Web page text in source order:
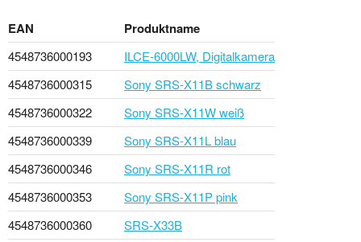
EAN Produktname
4548736000193
ILCE-6000LW, Digitalkamera
4548736000315
Sony SRS-X11B schwarz
4548736000322
Sony SRS-X11W weiß
4548736000339
Sony SRS-X11L blau
4548736000346
Sony SRS-X11R rot
4548736000353
Sony SRS-X11P pink
4548736000360
SRS-X33B